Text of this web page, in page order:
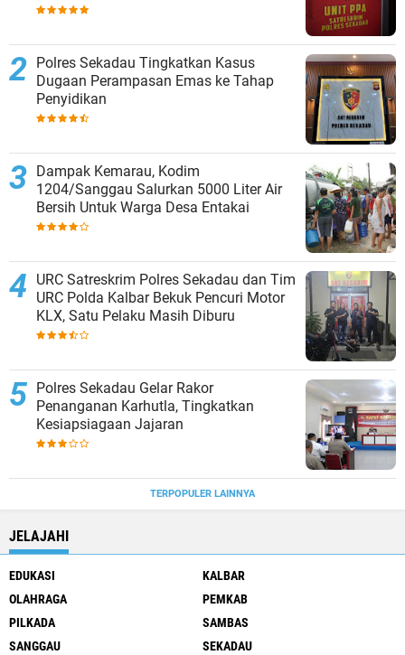
Polres Sekadau Tingkatkan Kasus
Dugaan Perampasan Emas ke Tahap
Penyidikan
Dampak Kemarau, Kodim
1204/Sanggau Salurkan 5000 Liter Air
Bersih Untuk Warga Desa Entakai
URC Satreskrim Polres Sekadau dan Tim
URC Polda Kalbar Bekuk Pencuri Motor
KLX, Satu Pelaku Masih Diburu
Polres Sekadau Gelar Rakor
Penanganan Karhutla, Tingkatkan
Kesiapsiagaan Jajaran
TERPOPULER LAINNYA
JELAJAHI
EDUKASI
KALBAR
OLAHRAGA
PEMKAB
PILKADA
SAMBAS
SANGGAU
SEKADAU